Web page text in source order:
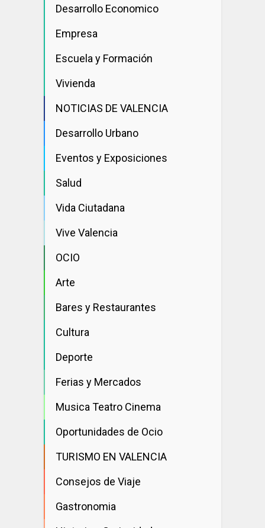
Desarrollo Economico
Empresa
Escuela y Formación
Vivienda
NOTICIAS DE VALENCIA
Desarrollo Urbano
Eventos y Exposiciones
Salud
Vida Ciutadana
Vive Valencia
OCIO
Arte
Bares y Restaurantes
Cultura
Deporte
Ferias y Mercados
Musica Teatro Cinema
Oportunidades de Ocio
TURISMO EN VALENCIA
Consejos de Viaje
Gastronomia